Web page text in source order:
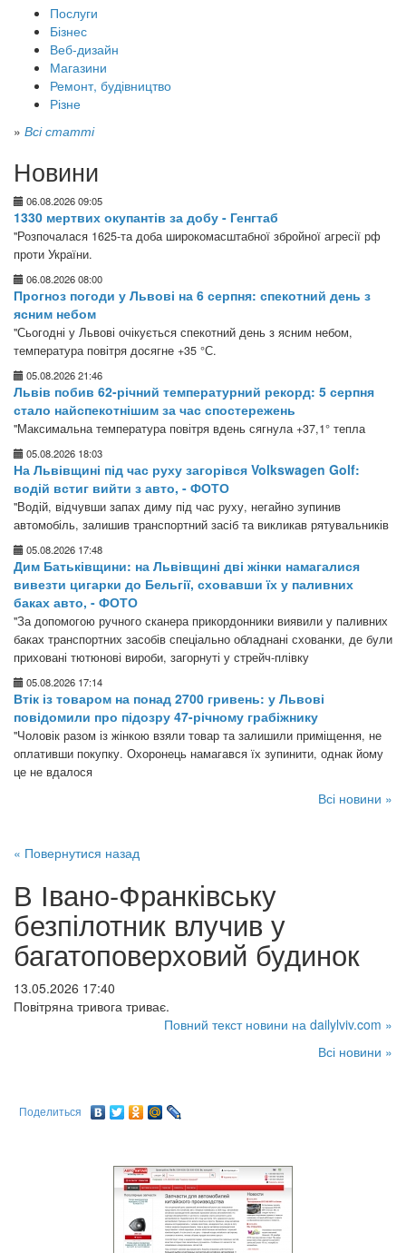
Послуги
Бізнес
Веб-дизайн
Магазини
Ремонт, будівництво
Різне
» Всі статті
Новини
06.08.2026 09:05
1330 мертвих окупантів за добу - Генгтаб
"Розпочалася 1625-та доба широкомасштабної збройної агресії рф
проти України.
06.08.2026 08:00
Прогноз погоди у Львові на 6 серпня: спекотний день з
ясним небом
"Сьогодні у Львові очікується спекотний день з ясним небом,
температура повітря досягне +35 °С.
05.08.2026 21:46
Львів побив 62-річний температурний рекорд: 5 серпня
стало найспекотнішим за час спостережень
"Максимальна температура повітря вдень сягнула +37,1° тепла
05.08.2026 18:03
На Львівщині під час руху загорівся Volkswagen Golf:
водій встиг вийти з авто, - ФОТО
"Водій, відчувши запах диму під час руху, негайно зупинив
автомобіль, залишив транспортний засіб та викликав рятувальників
05.08.2026 17:48
Дим Батьківщини: на Львівщині дві жінки намагалися
вивезти цигарки до Бельгії, сховавши їх у паливних
баках авто, - ФОТО
"За допомогою ручного сканера прикордонники виявили у паливних
баках транспортних засобів спеціально обладнані схованки, де були
приховані тютюнові вироби, загорнуті у стрейч-плівку
05.08.2026 17:14
Втік із товаром на понад 2700 гривень: у Львові
повідомили про підозру 47-річному грабіжнику
"Чоловік разом із жінкою взяли товар та залишили приміщення, не
оплативши покупку. Охоронець намагався їх зупинити, однак йому
це не вдалося
Всі новини »
« Повернутися назад
В Івано-Франківську
безпілотник влучив у
багатоповерховий будинок
13.05.2026 17:40
Повітряна тривога триває.
Повний текст новини на dailylviv.com »
Всі новини »
Поделиться